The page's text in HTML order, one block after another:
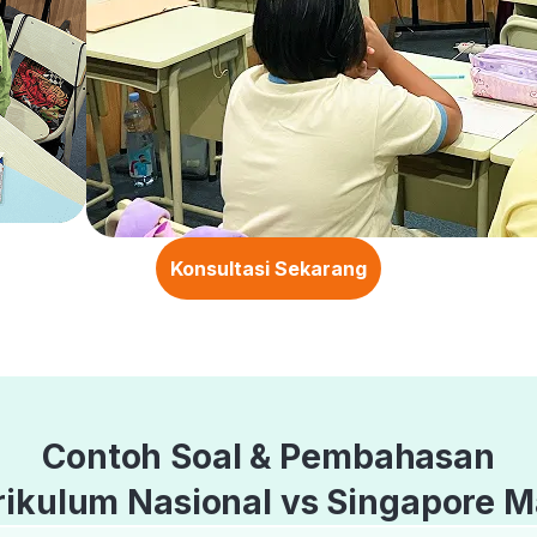
Konsultasi Sekarang
Contoh Soal & Pembahasan
Nasional vs Singapore